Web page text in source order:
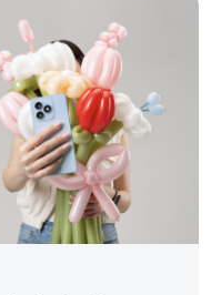
կապի և SMS
են գործել։
լրացուցիչ
իրավիճակի